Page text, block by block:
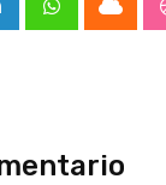
LinkedInWhatsappCloud